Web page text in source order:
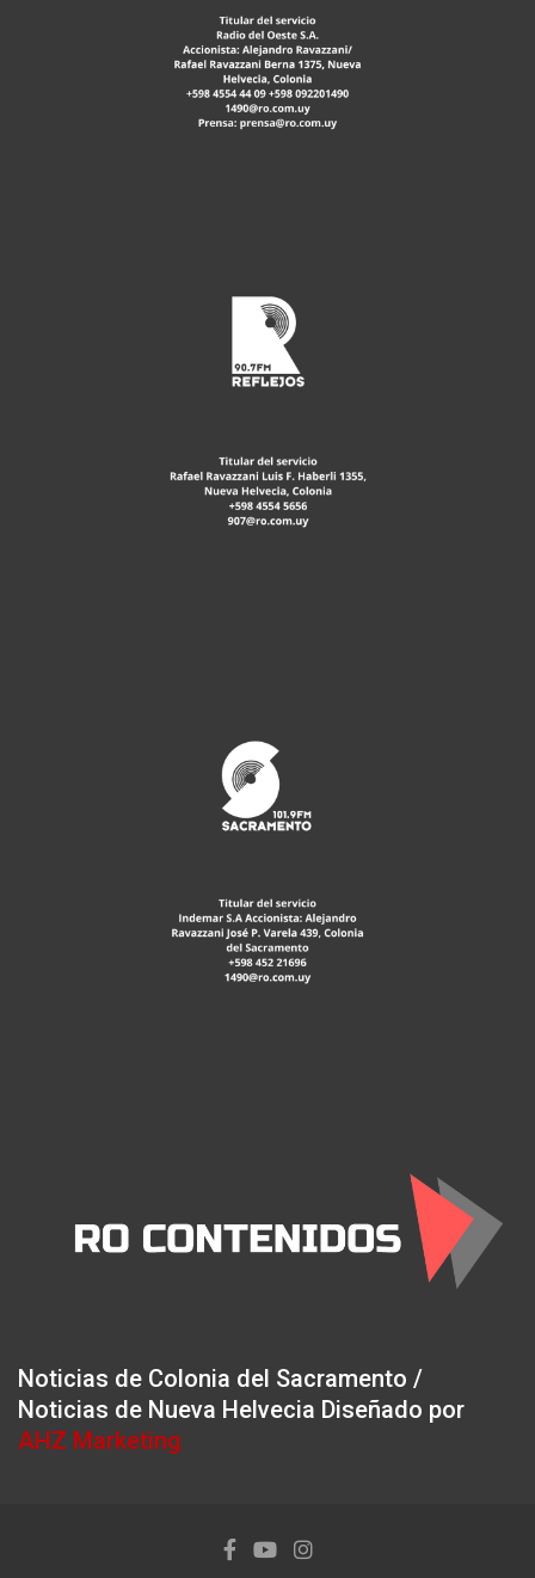
Noticias de Colonia del Sacramento /
Noticias de Nueva Helvecia Diseñado por
AHZ Marketing